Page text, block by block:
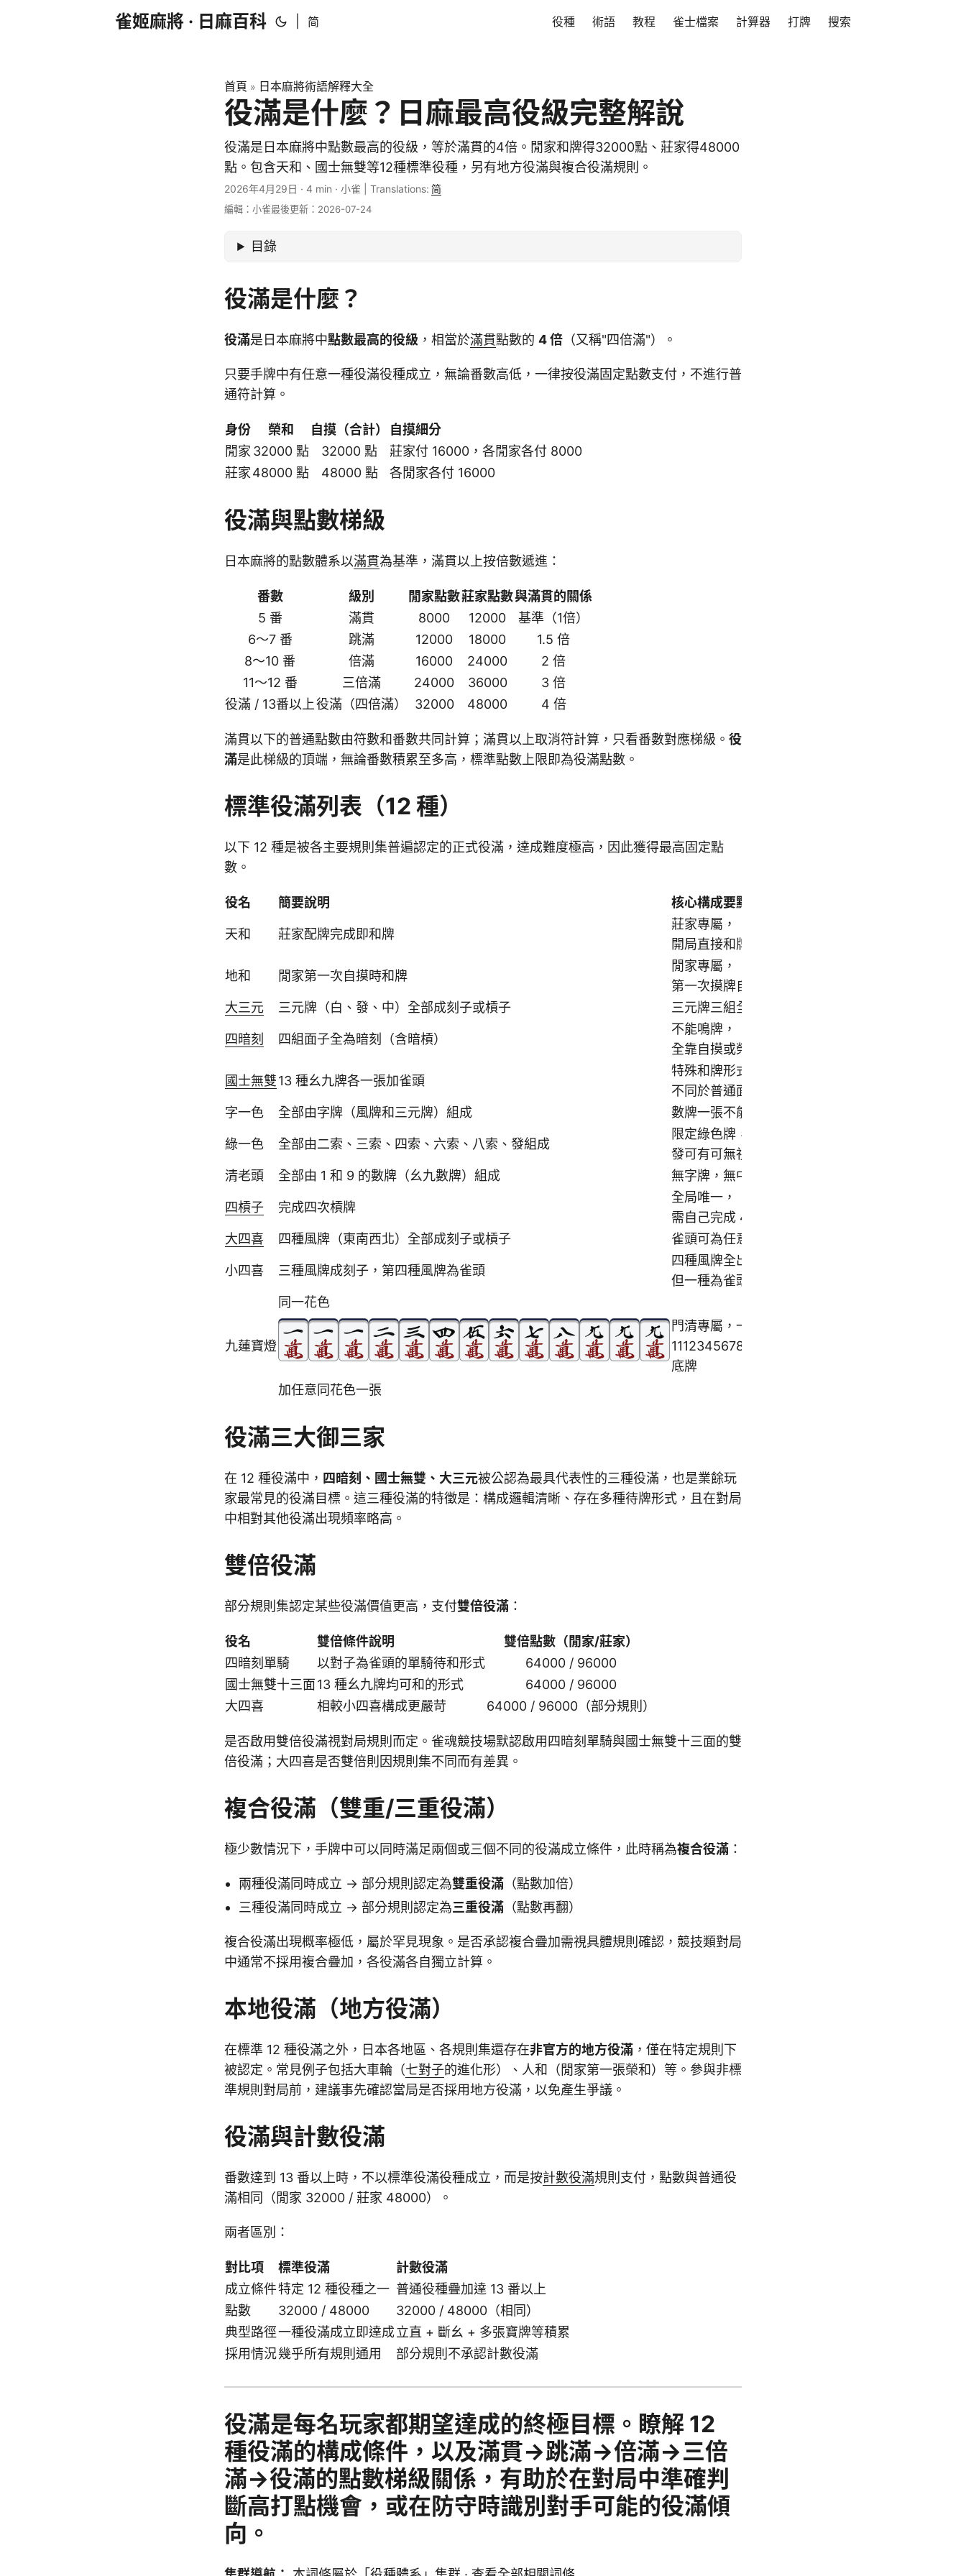
雀姬麻將 · 日麻百科 简 役種 術語 教程 雀士檔案 計算器 打牌 搜索
首頁 » 日本麻將術語解釋大全
役滿是什麼？日麻最高役級完整解說
役滿是日本麻將中點數最高的役級，等於滿貫的4倍。閒家和牌得32000點、莊家得48000
點。包含天和、國士無雙等12種標準役種，另有地方役滿與複合役滿規則。
2026年4月29日 · 4 min · 小雀 Translations: 简
編輯：小雀最後更新：2026-07-24
目錄
役滿是什麼？
役滿是日本麻將中點數最高的役級 ，相當於滿貫點數的 4 倍 （又稱"四倍滿"）。
只要手牌中有任意一種役滿役種成立，無論番數高低，一律按役滿固定點數支付，不進行普
通符計算。
身份 榮和 自摸（合計）
自摸細分
閒家 32000 點 32000 點
莊家付 16000，各閒家各付 8000
莊家48000 點 48000 點 各閒家各付 16000
役滿與點數梯級
日本麻將的點數體系以滿貫為基準，滿貫以上按倍數遞進：
番數 級別 閒家點數莊家點數與滿貫的關係
5 番
滿貫 8000 12000
基準（1倍）
6～7 番
跳滿 12000 18000
1.5 倍
8～10 番
倍滿 16000 24000
2 倍
11～12 番
三倍滿 24000 36000
3 倍
役滿 / 13番以上役滿（四倍滿） 32000 48000 4 倍
滿貫以下的普通點數由符數和番數共同計算；滿貫以上取消符計算，只看番數對應梯級。 役
滿是此梯級的頂端，無論番數積累至多高，標準點數上限即為役滿點數。
標準役滿列表（12 種）
以下 12 種是被各主要規則集普遍認定的正式役滿，達成難度極高，因此獲得最高固定點
數。
役名 簡要說明 核心構成要點
天和 莊家配牌完成即和牌
莊家專屬，
開局直接和牌
地和 閒家第一次自摸時和牌
閒家專屬，
第一次摸牌自摸成立
大三元
三元牌（白、發、中）全部成刻子或槓子 三元牌三組全覆蓋
四暗刻 四組面子全為暗刻（含暗槓）
不能鳴牌，
全靠自摸或榮和單騎
國士無雙13 種幺九牌各一張加雀頭
特殊和牌形式，
不同於普通面子構成
字一色
全部由字牌（風牌和三元牌）組成 數牌一張不能有
綠一色 全部由二索、三索、四索、六索、八索、發組成
限定綠色牌，
發可有可無視規則
清老頭
全部由 1 和 9 的數牌（幺九數牌）組成 無字牌，無中間數牌
四槓子 完成四次槓牌
全局唯一，
需自己完成 4 次槓
大四喜
四種風牌（東南西北）全部成刻子或槓子 雀頭可為任意牌
小四喜 三種風牌成刻子，第四種風牌為雀頭
四種風牌全出現，
但一種為雀頭
九蓮寶燈
同一花色
加任意同花色一張
門清專屬，一種花色
1112345678999
底牌
役滿三大御三家
在 12 種役滿中， 四暗刻、國士無雙、大三元被公認為最具代表性的三種役滿，也是業餘玩
家最常見的役滿目標。這三種役滿的特徵是：構成邏輯清晰、存在多種待牌形式，且在對局
中相對其他役滿出現頻率略高。
雙倍役滿
部分規則集認定某些役滿價值更高，支付雙倍役滿 ：
役名 雙倍條件說明
雙倍點數（閒家/莊家）
四暗刻單騎
以對子為雀頭的單騎待和形式
64000 / 96000
國士無雙十三面13 種幺九牌均可和的形式
64000 / 96000
大四喜
相較小四喜構成更嚴苛 64000 / 96000（部分規則）
是否啟用雙倍役滿視對局規則而定。雀魂競技場默認啟用四暗刻單騎與國士無雙十三面的雙
倍役滿；大四喜是否雙倍則因規則集不同而有差異。
複合役滿（雙重/三重役滿）
極少數情況下，手牌中可以同時滿足兩個或三個不同的役滿成立條件，此時稱為複合役滿 ：
兩種役滿同時成立 → 部分規則認定為雙重役滿 （點數加倍）
三種役滿同時成立 → 部分規則認定為三重役滿 （點數再翻）
複合役滿出現概率極低，屬於罕見現象。是否承認複合疊加需視具體規則確認，競技類對局
中通常不採用複合疊加，各役滿各自獨立計算。
本地役滿（地方役滿）
在標準 12 種役滿之外，日本各地區、各規則集還存在非官方的地方役滿 ，僅在特定規則下
被認定。常見例子包括大車輪（七對子的進化形）、人和（閒家第一張榮和）等。參與非標
準規則對局前，建議事先確認當局是否採用地方役滿，以免產生爭議。
役滿與計數役滿
番數達到 13 番以上時，不以標準役滿役種成立，而是按計數役滿規則支付，點數與普通役
滿相同（閒家 32000 / 莊家 48000）。
兩者區別：
對比項 標準役滿
計數役滿
成立條件特定 12 種役種之一 普通役種疊加達 13 番以上
點數
32000 / 48000
32000 / 48000（相同）
典型路徑一種役滿成立即達成立直 + 斷幺 + 多張寶牌等積累
採用情況幾乎所有規則通用 部分規則不承認計數役滿
役滿是每名玩家都期望達成的終極目標。瞭解 12
種役滿的構成條件，以及滿貫→跳滿→倍滿→三倍
滿→役滿的點數梯級關係，有助於在對局中準確判
斷高打點機會，或在防守時識別對手可能的役滿傾
向。